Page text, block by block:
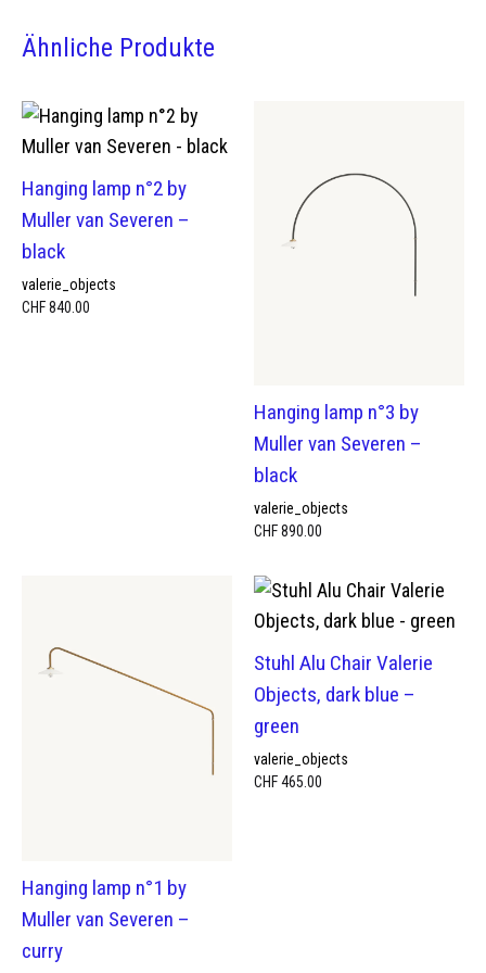
Ähnliche Produkte
Hanging lamp n°2 by
Muller van Severen –
black
valerie_objects
CHF840.00
Hanging lamp n°3 by
Muller van Severen –
black
valerie_objects
CHF890.00
Hanging lamp n°1 by
Muller van Severen –
curry
Stuhl Alu Chair Valerie
Objects, dark blue –
green
valerie_objects
CHF465.00